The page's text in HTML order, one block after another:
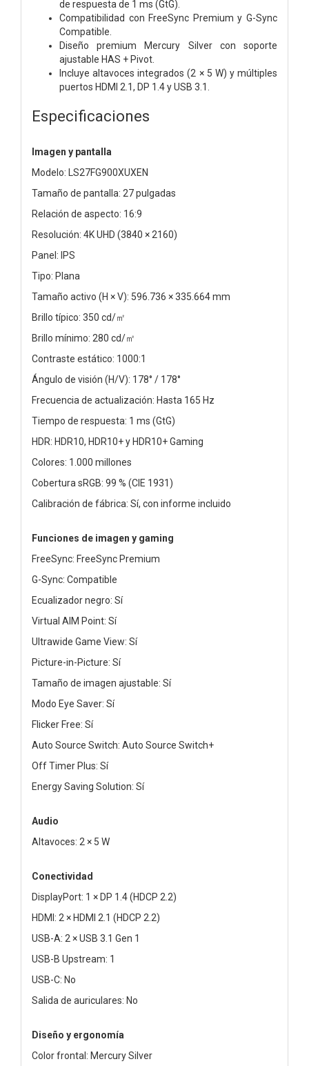
de respuesta de 1 ms (GtG).
Compatibilidad con FreeSync Premium y G-Sync
Compatible.
Diseño premium Mercury Silver con soporte
ajustable HAS + Pivot.
Incluye altavoces integrados (2 × 5 W) y múltiples
puertos HDMI 2.1, DP 1.4 y USB 3.1.
Especificaciones
Imagen y pantalla
Modelo: LS27FG900XUXEN
Tamaño de pantalla: 27 pulgadas
Relación de aspecto: 16:9
Resolución: 4K UHD (3840 × 2160)
Panel: IPS
Tipo: Plana
Tamaño activo (H × V): 596.736 × 335.664 mm
Brillo típico: 350 cd/㎡
Brillo mínimo: 280 cd/㎡
Contraste estático: 1000:1
Ángulo de visión (H/V): 178° / 178°
Frecuencia de actualización: Hasta 165 Hz
Tiempo de respuesta: 1 ms (GtG)
HDR: HDR10, HDR10+ y HDR10+ Gaming
Colores: 1.000 millones
Cobertura sRGB: 99 % (CIE 1931)
Calibración de fábrica: Sí, con informe incluido
Funciones de imagen y gaming
FreeSync: FreeSync Premium
G-Sync: Compatible
Ecualizador negro: Sí
Virtual AIM Point: Sí
Ultrawide Game View: Sí
Picture-in-Picture: Sí
Tamaño de imagen ajustable: Sí
Modo Eye Saver: Sí
Flicker Free: Sí
Auto Source Switch: Auto Source Switch+
Off Timer Plus: Sí
Energy Saving Solution: Sí
Audio
Altavoces: 2 × 5 W
Conectividad
DisplayPort: 1 × DP 1.4 (HDCP 2.2)
HDMI: 2 × HDMI 2.1 (HDCP 2.2)
USB-A: 2 × USB 3.1 Gen 1
USB-B Upstream: 1
USB-C: No
Salida de auriculares: No
Diseño y ergonomía
Color frontal: Mercury Silver